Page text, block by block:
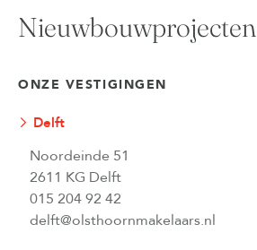
Nieuwbouwprojecten
ONZE VESTIGINGEN
Delft
Noordeinde 51
2611 KG Delft
015 204 92 42
delft@olsthoornmakelaars.nl